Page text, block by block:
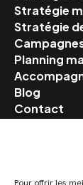
Stratégie
Stratégie
Planning
Blog
Contact
Suivez-